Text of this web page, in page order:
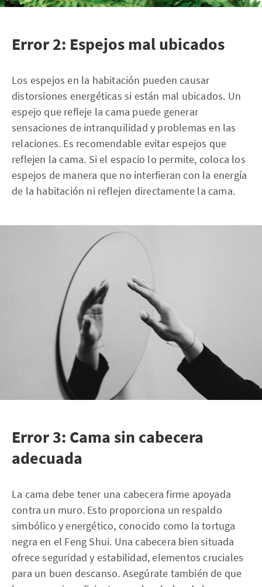
Error 2: Espejos mal ubicados
Los espejos en la habitación pueden causar
distorsiones energéticas si están mal ubicados. Un
espejo que refleje la cama puede generar
sensaciones de intranquilidad y problemas en las
relaciones. Es recomendable evitar espejos que
reflejen la cama. Si el espacio lo permite, coloca los
espejos de manera que no interfieran con la energía
de la habitación ni reflejen directamente la cama.
Error 3: Cama sin cabecera
adecuada
La cama debe tener una cabecera firme apoyada
contra un muro. Esto proporciona un respaldo
simbólico y energético, conocido como la tortuga
negra en el Feng Shui. Una cabecera bien situada
ofrece seguridad y estabilidad, elementos cruciales
para un buen descanso. Asegúrate también de que